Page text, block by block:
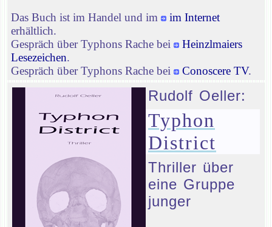
Das Buch ist im Handel und im
im Internet
erhältlich.
Gespräch über Typhons Rache bei
Heinzlmaiers
Lesezeichen.
Gespräch über Typhons Rache bei
Conoscere TV.
Rudolf Oeller:
Typhon
District
Thriller über
eine Gruppe
junger